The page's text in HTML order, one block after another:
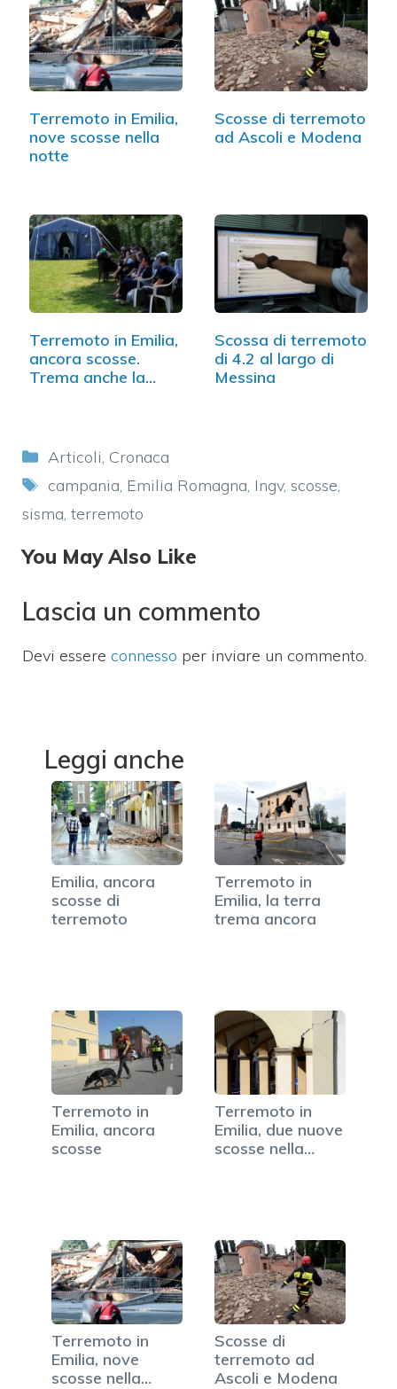
Terremoto in Emilia,
nove scosse nella
notte
Scosse di terremoto
ad Ascoli e Modena
Terremoto in Emilia,
ancora scosse.
Trema anche la
Scossa di terremoto
di 4.2 al largo di
Messina
Categorie
Articoli Cronaca
Tag
campania Emilia Romagna Ingv, scosse
sisma terremoto
You May Also Like
Lascia un commento
Devi essere connesso per inviare un commento.
Leggi anche
Emilia, ancora
scosse di
terremoto
Terremoto in
Emilia, la terra
trema ancora
Terremoto in
Emilia, ancora
scosse
Terremoto in
Emilia, due nuove
scosse nella
Terremoto in
Emilia, nove
scosse nella
Scosse di
terremoto ad
Ascoli e Modena